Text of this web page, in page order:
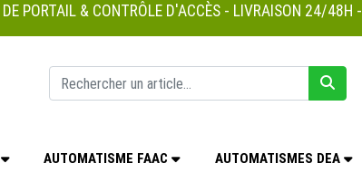
PORTAIL & CONTRÔLE D'ACCÈS - LIVRAISON 24/48H -
AUTOMATISME FAAC AUTOMATISMES DEA